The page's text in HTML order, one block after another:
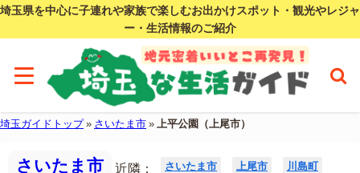
埼玉県を中心に子連れや家族で楽しむお出かけスポット・観光やレジャ
ー・生活情報のご紹介
埼玉ガイドトップ» さいたま市 » 上平公園（上尾市）
さいたま市 近隣： さいたま市 上尾市 川島町